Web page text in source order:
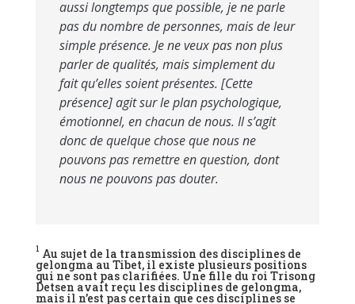
aussi longtemps que possible, je ne parle
pas du nombre de personnes, mais de leur
simple présence. Je ne veux pas non plus
parler de qualités, mais simplement du
fait qu’elles soient présentes. [Cette
présence] agit sur le plan psychologique,
émotionnel, en chacun de nous. Il s’agit
donc de quelque chose que nous ne
pouvons pas remettre en question, dont
nous ne pouvons pas douter.
1Au sujet de la transmission des disciplines de
gelongma au Tibet, il existe plusieurs positions
qui ne sont pas clarifiées. Une fille du roi Trisong
Detsen avait reçu les disciplines de gelongma,
mais il n’est pas certain que ces disciplines se